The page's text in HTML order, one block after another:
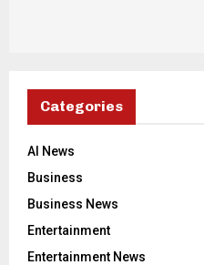
Categories
AI News
Business
Business News
Entertainment
Entertainment News